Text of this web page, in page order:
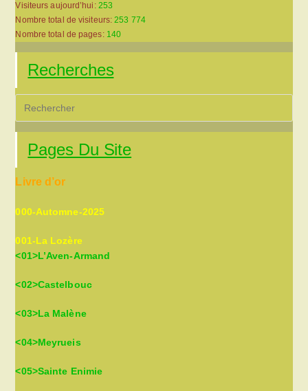
Visiteurs aujourd’hui: 253
Nombre total de visiteurs:253 774
Nombre total de pages: 140
Recherches
Pages Du Site
Livre d’or
000-Automne-2025
001-La Lozère
<01>L’Aven-Armand
<02>Castelbouc
<03>La Malène
<04>Meyrueis
<05>Sainte Enimie